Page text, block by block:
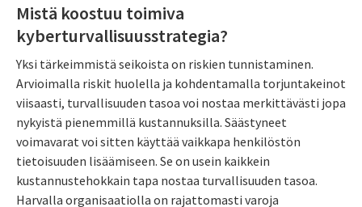
Mistä koostuu toimiva
kyberturvallisuusstrategia?
Yksi tärkeimmistä seikoista on riskien tunnistaminen.
Arvioimalla riskit huolella ja kohdentamalla torjuntakeinot
viisaasti, turvallisuuden tasoa voi nostaa merkittävästi jopa
nykyistä pienemmillä kustannuksilla. Säästyneet
voimavarat voi sitten käyttää vaikkapa henkilöstön
tietoisuuden lisäämiseen. Se on usein kaikkein
kustannustehokkain tapa nostaa turvallisuuden tasoa.
Harvalla organisaatiolla on rajattomasti varoja